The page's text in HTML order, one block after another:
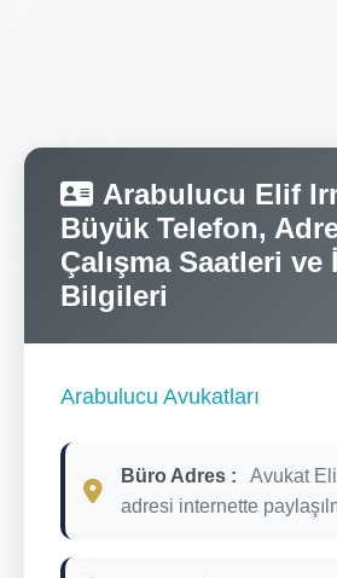
Arabulucu Elif
Büyük Telefon,
Çalışma Saatleri ve
Bilgileri
Arabulucu Avukatları
Büro Adres :
Avukat
adresi internette